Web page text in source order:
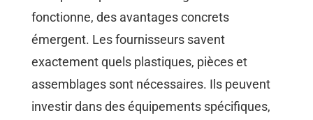
fonctionne, des avantages concrets
émergent. Les fournisseurs savent
exactement quels plastiques, pièces et
assemblages sont nécessaires. Ils peuvent
investir dans des équipements spécifiques,